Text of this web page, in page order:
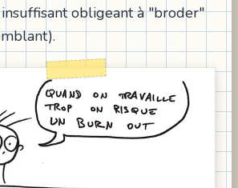
obligeant à "broder"